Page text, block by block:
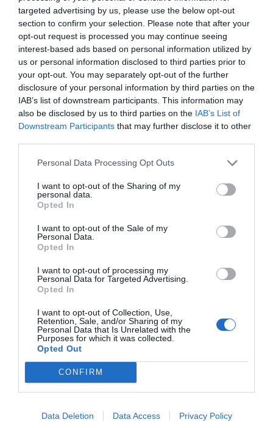
targeted advertising by us, please use the below opt-out
section to confirm your selection. Please note that after your
opt-out request is processed you may continue seeing
interest-based ads based on personal information utilized by
us or personal information disclosed to third parties prior to
your opt-out. You may separately opt-out of the further
disclosure of your personal information by third parties on the
IAB’s list of downstream participants. This information may
also be disclosed by us to third parties on the IAB’s List of
Downstream Participants that may further disclose it to other
Personal Data Processing Opt Outs
I want to opt-out of the Sharing of my
personal data.
Opted In
I want to opt-out of the Sale of my
Personal Data.
Opted In
I want to opt-out of processing my
Personal Data for Targeted Advertising.
Opted In
I want to opt-out of Collection, Use,
Retention, Sale, and/or Sharing of my
Personal Data that Is Unrelated with the
Purposes for which it was collected.
Opted Out
CONFIRM
Data Deletion Data Access Privacy Policy
Tillbehör och liknande:
Vaniljsås eller Creme Anglaise
Vaniljsås eller Crème Anglaise. Laga en vaniljsås
från grunden med äggulor, socker, mjölk och/eller...
RECEPT
RECEPT